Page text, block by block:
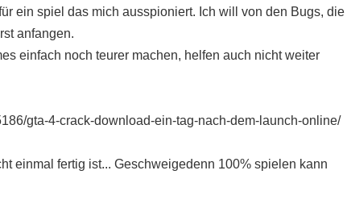
ein spiel das mich ausspioniert. Ich will von den Bugs, die
anfangen.
einfach noch teurer machen, helfen auch nicht weiter
gta-4-crack-download-ein-tag-nach-dem-launch-online/
einmal fertig ist... Geschweigedenn 100% spielen kann